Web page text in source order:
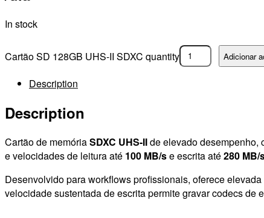
In stock
Cartão SD 128GB UHS-II SDXC quantity Adicionar
Description
Description
Cartão de memóriaSDXC UHS-IIde elevado desempenho,
e velocidades de leitura até 100 MB/se escrita até280 MB/
Desenvolvido para workflows profissionais, oferece
velocidade sustentada de escrita permite gravar codecs